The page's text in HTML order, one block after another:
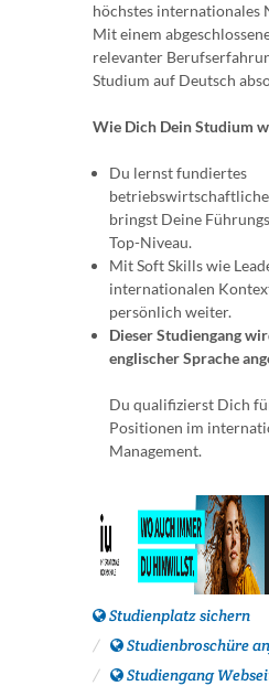
höchstes internationales
Mit einem
relevanter
Studium auf Deutsch
Wie Dich Dein Studium
Du lernst fundiertes
bringst Deine
Top-Niveau.
Mit Soft Skills wie
internationalen
persönlich weiter.
Dieser Studiengang
englischer Sprache
Du qualifizierst Dich
Positionen im
Management.
Studienplatz sichern
Studienbroschüre
Studiengang